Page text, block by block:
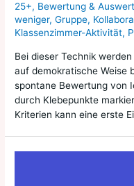
25+, Bewertung &
weniger,Gruppe,
Klassenzimmer-Aktivität,
Bei dieser Technik
auf demokratische Weise
spontane Bewertung von
durch Klebepunkte
Kriterien kann eine erste